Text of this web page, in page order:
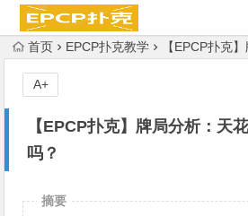
首页 EPCP扑克教学 【EPCP扑克】牌
【EPCP扑克】牌局分析：天
吗？
A+
摘要